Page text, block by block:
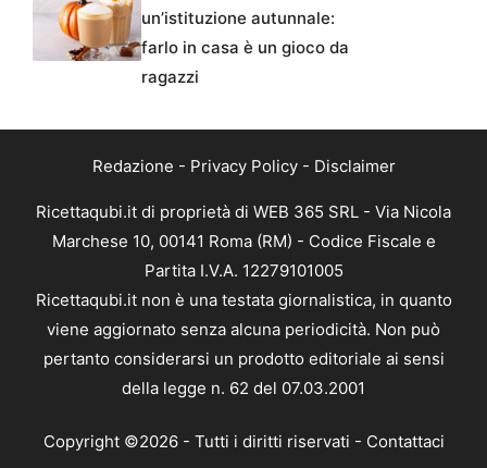
un’istituzione autunnale:
farlo in casa è un gioco da
ragazzi
Redazione - Privacy Policy- Disclaimer
Ricettaqubi.it di proprietà di WEB 365 SRL - Via Nicola
Marchese 10, 00141 Roma (RM) - Codice Fiscale e
Partita I.V.A. 12279101005
Ricettaqubi.it non è una testata giornalistica, in quanto
viene aggiornato senza alcuna periodicità. Non può
pertanto considerarsi un prodotto editoriale ai sensi
della legge n. 62 del 07.03.2001
Copyright ©2026 - Tutti i diritti riservati - Contattaci